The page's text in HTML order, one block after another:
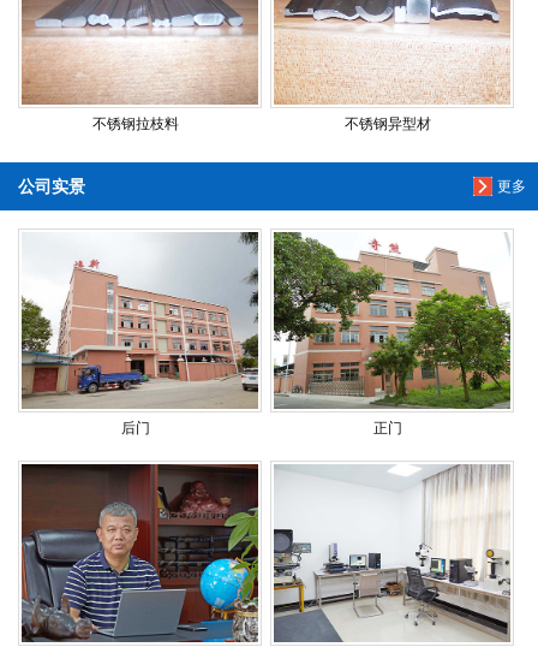
不锈钢拉枝料 不锈钢异型材
更多
公司实景
后门 正门